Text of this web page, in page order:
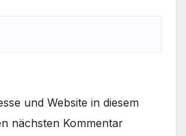
und Website in diesem
nächsten Kommentar